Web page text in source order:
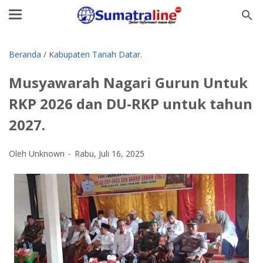
Beranda / Kabupaten Tanah Datar.
Musyawarah Nagari Gurun Untuk
RKP 2026 dan DU-RKP untuk tahun
2027.
Oleh Unknown Rabu, Juli 16, 2025